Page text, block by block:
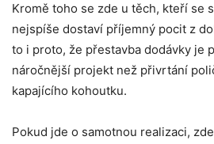
Kromě toho se zde u těch, kteří se
nejspíše dostaví příjemný pocit z
to i proto, že přestavba dodávky je
náročnější projekt než přivrtání
kapajícího kohoutku.
Pokud jde o samotnou realizaci,